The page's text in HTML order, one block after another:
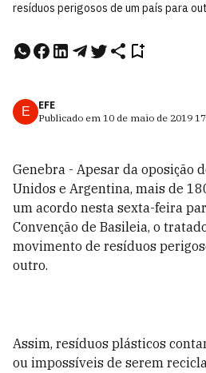
resíduos perigosos de um país para
E
EFE
Publicado em 10 de maio de 2019
Genebra - Apesar da oposição
Unidos e Argentina, mais de
um acordo nesta sexta-feira
Convenção de Basileia, o
movimento de resíduos
outro.
Assim, resíduos plásticos
ou impossíveis de serem